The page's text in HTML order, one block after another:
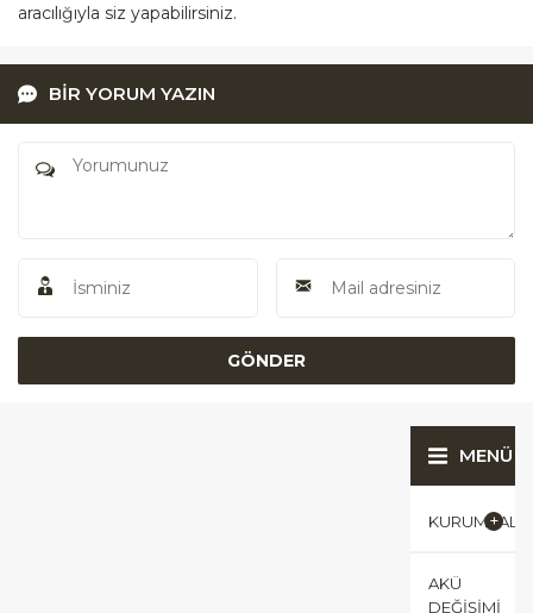
aracılığıyla siz yapabilirsiniz.
BİR YORUM YAZIN
MENÜ
KURUMSAL
AKÜ
DEĞIŞIMI